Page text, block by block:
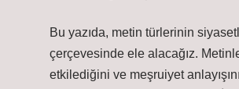
Bu yazıda, metin türlerinin
çerçevesinde ele alacağız.
etkilediğini ve meşruiyet